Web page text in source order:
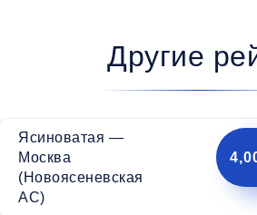
Другие
Ясиноватая —
Москва
(Новоясеневская
АС)